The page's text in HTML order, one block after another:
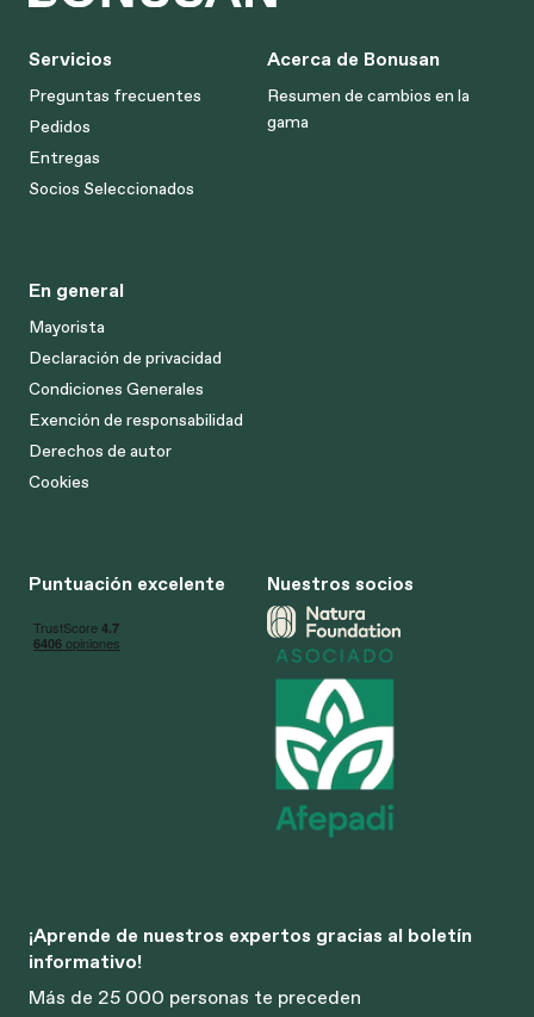
Servicios
Preguntas frecuentes
Pedidos
Entregas
Socios Seleccionados
Acerca de Bonusan
Resumen de cambios en la
gama
En general
Mayorista
Declaración de privacidad
Condiciones Generales
Exención de responsabilidad
Derechos de autor
Cookies
Puntuación excelente Nuestros socios
¡Aprende de nuestros expertos gracias al boletín
informativo!
Más de 25 000 personas te preceden